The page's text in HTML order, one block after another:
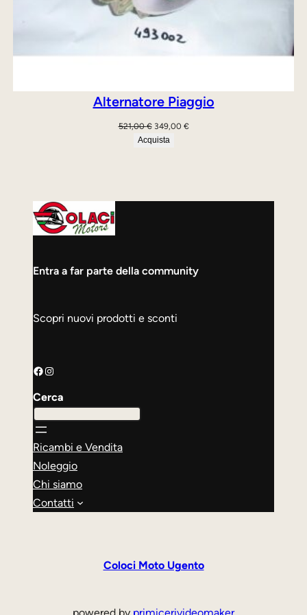
Alternatore Piaggio
521,00€ Il
prezzo
349,00 €Il
Acquista
Entra a far parte della community
Scopri nuovi prodotti e sconti
Facebook Instagram
Cerca
Ricambi e Vendita
Noleggio
Chi siamo
Contatti
Coloci Moto Ugento